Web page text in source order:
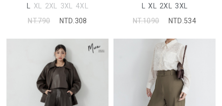
L XL 2XL 3XL 4XL
NT.790
NTD.308
L XL 2XL 3XL
NT.1090
NTD.534